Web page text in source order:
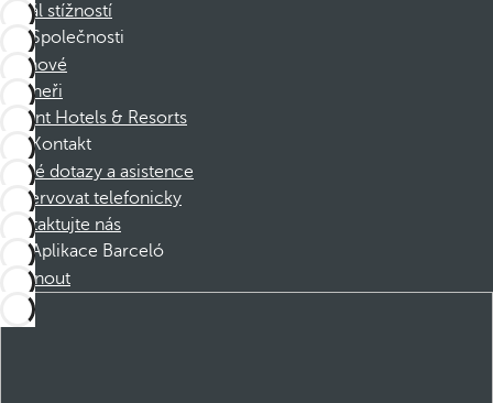
Kanál stížností
Společnosti
Členové
Partneři
Dorint Hotels & Resorts
Kontakt
Časté dotazy a asistence
Rezervovat telefonicky
Kontaktujte nás
Aplikace Barceló
Stáhnout